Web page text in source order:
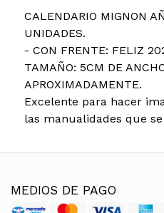
CALENDARIO MIGNON
UNIDADES.
- CON FRENTE: FELIZ
TAMAÑO: 5CM DE
APROXIMADAMENTE.
Excelente para hacer
las manualidades que
MEDIOS DE PAGO